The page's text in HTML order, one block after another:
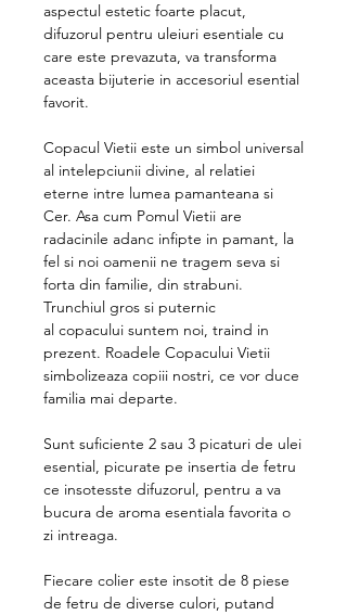
aspectul estetic foarte placut,
difuzorul pentru uleiuri esentiale cu
care este prevazuta, va transforma
aceasta bijuterie in accesoriul esential
favorit.
Copacul Vietii este un simbol universal
al intelepciunii divine, al relatiei
eterne intre lumea pamanteana si
Cer. Asa cum Pomul Vietii are
radacinile adanc infipte in pamant, la
fel si noi oamenii ne tragem seva si
forta din familie, din strabuni.
Trunchiul gros si puternic
al copacului suntem noi, traind in
prezent. Roadele Copacului Vietii
simbolizeaza copiii nostri, ce vor duce
familia mai departe.
Sunt suficiente 2 sau 3 picaturi de ulei
esential, picurate pe insertia de fetru
ce insotesste difuzorul, pentru a va
bucura de aroma esentiala favorita o
zi intreaga.
Fiecare colier este insotit de 8 piese
de fetru de diverse culori, putand